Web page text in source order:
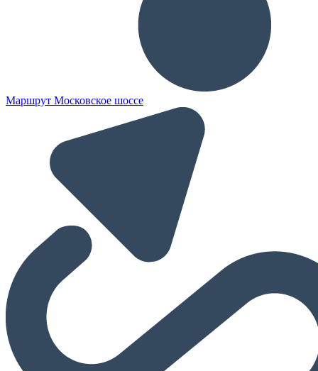
Маршрут Московское шоссе